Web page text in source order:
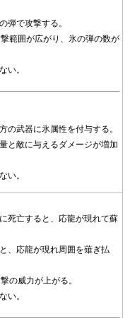
弾で攻撃する。
範囲が広がり、氷の弾の数が
い。
の武器に氷属性を付与する。
と敵に与えるダメージが増加
い。
死亡すると、応龍が現れて蘇
、応龍が現れ周囲を薙ぎ払
の威力が上がる。
い。